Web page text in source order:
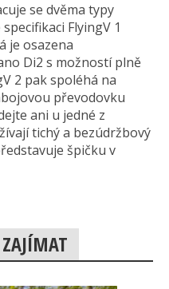
se dvěma typy
FlyingV 1
je osazena
Di2 s možností plně
2 pak spoléhá na
převodovku
ani u jedné z
tichý a bezúdržbový
špičku v